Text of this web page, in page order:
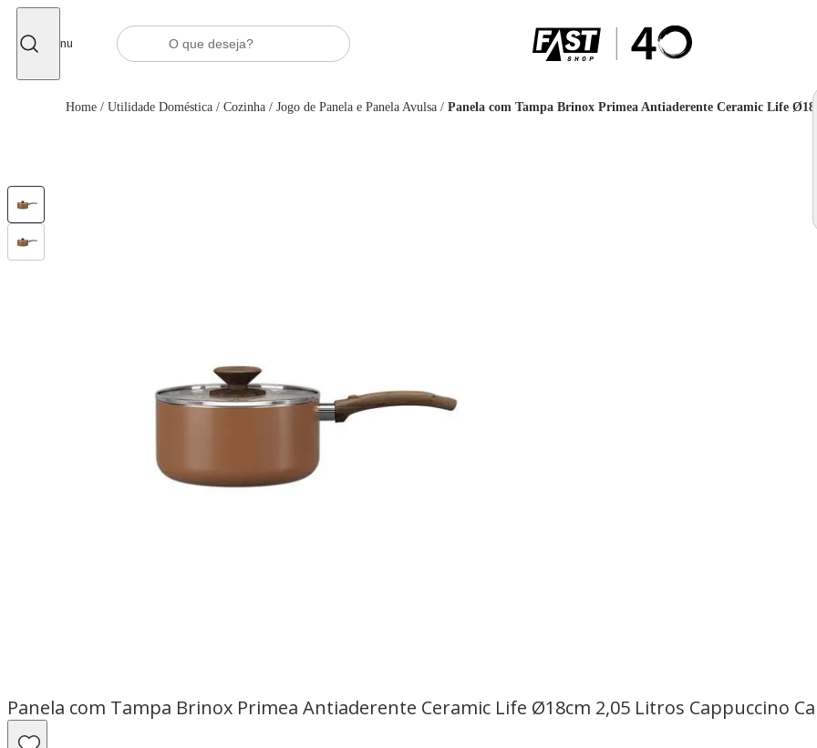
Menu
Home / Utilidade Doméstica / Cozinha / Jogo de Panela e Panela Avulsa / Panela com Tampa Brinox Primea Antiaderente Ceramic Life
Panela com Tampa Brinox Primea Antiaderente Ceramic Life Ø18cm 2,05 Litros Cappuccino